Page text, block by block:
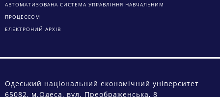
АВТОМАТИЗОВАНА СИСТЕМА УПРАВЛІННЯ НАВЧАЛЬНИМ
ПРОЦЕССОМ
ЕЛЕКТРОНИЙ АРХІВ
Одеський національний економічний університет
65082, м.Одеса, вул. Преображенська, 8